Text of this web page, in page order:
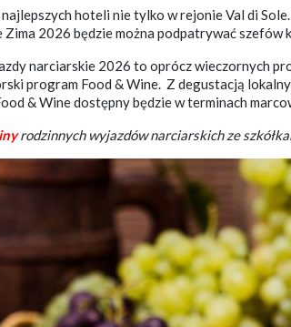
hoteli nie tylko w rejonie Val di
2026 będzie można podpatrywać szefów
narciarskie 2026 to oprócz wieczornych
program Food & Wine. Z degustacją
& Wine dostępny będzie w terminach
rodzinnych wyjazdów narciarskich ze